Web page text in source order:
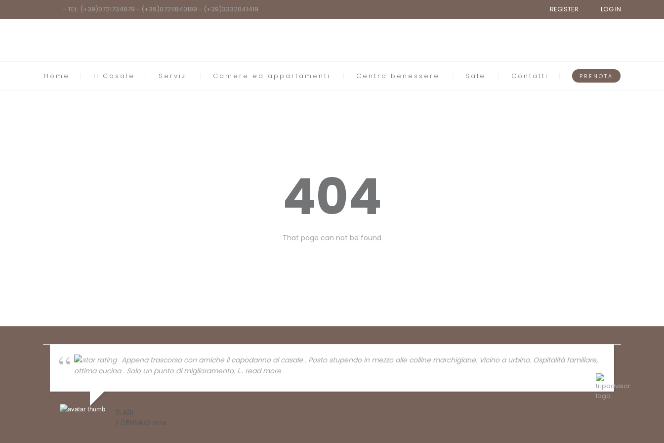
- TEL: (+39)0721734879 - (+39)07211840189 - (+39)3332041419 LOG IN
REGISTER
Home Il Casale Servizi Camere ed appartamenti Centro benessere Sale Contatti PRENOTA
404
That page can not be found
Appena trascorso con amiche il capodanno al casale . Posto stupendo in mezzo alle colline marchigiane. Vicino a urbino. Ospitalità familiare,
ottima cucina . Solo un punto di miglioramento, i... read more
TLARI
2 GENNAIO 2019